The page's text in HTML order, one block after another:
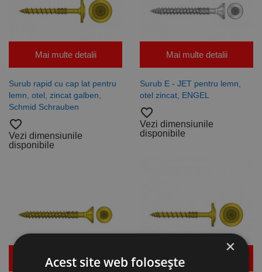
Mai multe detalii
Surub rapid cu cap lat pentru
lemn, otel, zincat galben,
Schmid Schrauben
favorite_border
Vezi dimensiunile
disponibile
Mai multe detalii
Surub E - JET pentru lemn,
otel zincat, ENGEL
favorite_border
Vezi dimensiunile
disponibile
Mai multe detalii Mai multe detalii
×
Acest site web folosește